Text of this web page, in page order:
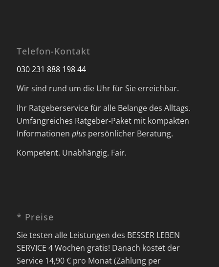
Telefon-Kontakt
030 231 888 198 44
Wir sind rund um die Uhr für Sie erreichbar.
Ihr Ratgeberservice für alle Belange des Alltags.
Umfangreiches Ratgeber-Paket mit kompakten
Informationen pluspersönlicher Beratung.
Kompetent. Unabhängig. Fair.
* Preise
Sie testen alle Leistungen des BESSER LEBEN
SERVICE 4 Wochen gratis! Danach kostet der
Service 14,90 € pro Monat (Zahlung per